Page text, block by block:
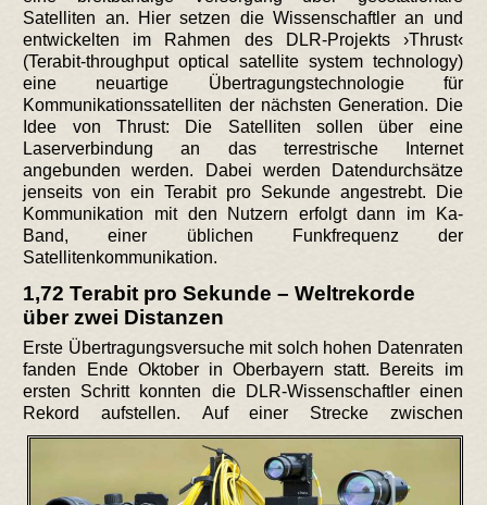
Satelliten an. Hier setzen die Wissenschaftler an und
entwickelten im Rahmen des DLR-Projekts ›Thrust‹
(Terabit-throughput optical satellite system technology)
eine neuartige Übertragungstechnologie für
Kommunikationssatelliten der nächsten Generation. Die
Idee von Thrust: Die Satelliten sollen über eine
Laserverbindung an das terrestrische Internet
angebunden werden. Dabei werden Datendurchsätze
jenseits von ein Terabit pro Sekunde angestrebt. Die
Kommunikation mit den Nutzern erfolgt dann im Ka-
Band, einer üblichen Funkfrequenz der
Satellitenkommunikation.
1,72 Terabit pro Sekunde – Weltrekorde
über zwei Distanzen
Erste Übertragungsversuche mit solch hohen Datenraten
fanden Ende Oktober in Oberbayern statt. Bereits im
ersten Schritt konnten die DLR-Wissenschaftler einen
Rekord aufstellen. Auf einer Strecke zwischen